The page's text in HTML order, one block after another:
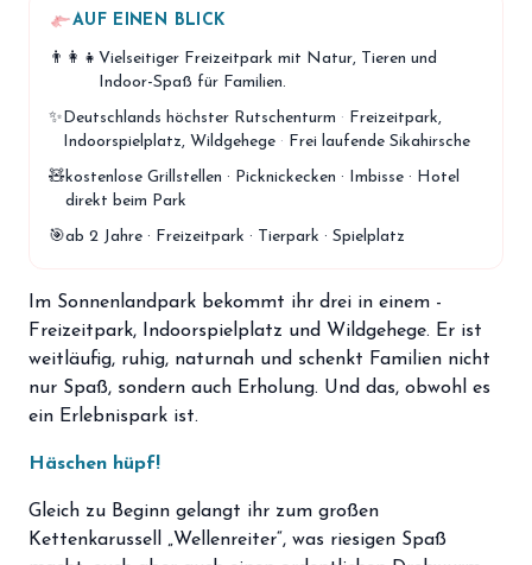
hotel
Guides
Karte
storefront Shop
handshake Partnerschaft
groups Entdecker Crew
login Anmelden / Registrieren
AUF EINEN BLICK
👨‍👩‍👧 Vielseitiger Freizeitpark mit Natur, Tieren und
Indoor-Spaß für Familien.
✨Deutschlands höchster Rutschenturm · Freizeitpark,
Indoorspielplatz, Wildgehege · Frei laufende Sikahirsche
🧸kostenlose Grillstellen · Picknickecken · Imbisse · Hotel
direkt beim Park
🎯ab 2 Jahre · Freizeitpark · Tierpark · Spielplatz
Im Sonnenlandpark bekommt ihr drei in einem -
Freizeitpark, Indoorspielplatz und Wildgehege. Er ist
weitläufig, ruhig, naturnah und schenkt Familien nicht
nur Spaß, sondern auch Erholung. Und das, obwohl es
ein Erlebnispark ist.
Häschen hüpf!
Gleich zu Beginn gelangt ihr zum großen
Kettenkarussell „Wellenreiter“, was riesigen Spaß